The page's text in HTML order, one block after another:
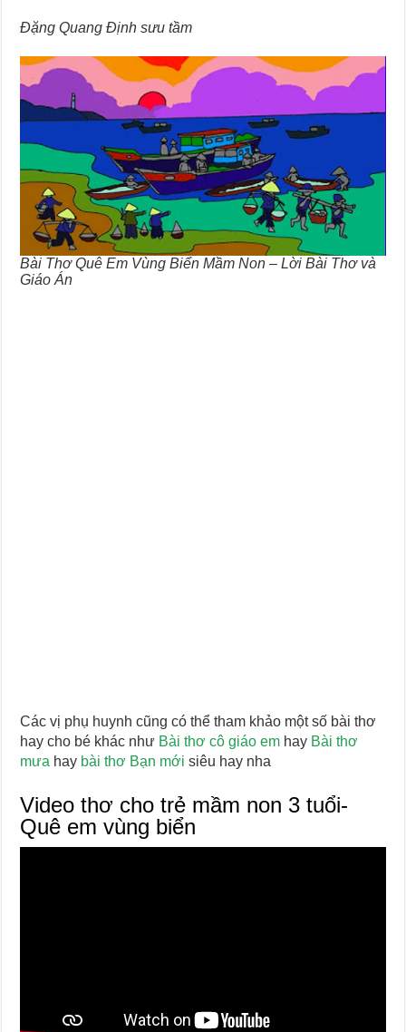
Đặng Quang Định sưu tầm
Bài Thơ Quê Em Vùng Biển Mầm Non – Lời Bài Thơ và
Giáo Án
Các vị phụ huynh cũng có thể tham khảo một số bài thơ
hay cho bé khác như Bài thơ cô giáo em hay Bài thơ
mưa hay bài thơ Bạn mới siêu hay nha
Video thơ cho trẻ mầm non 3 tuổi-
Quê em vùng biển